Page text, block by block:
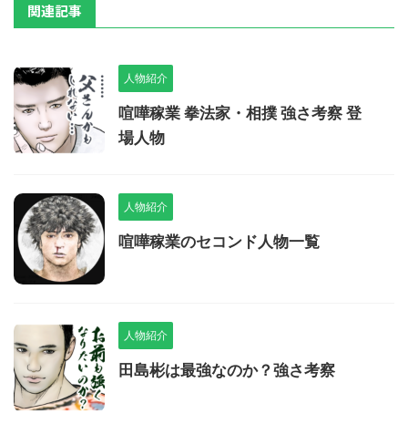
関連記事
人物紹介
喧嘩稼業 拳法家・相撲 強さ考察 登
場人物
人物紹介
喧嘩稼業のセコンド人物一覧
人物紹介
田島彬は最強なのか？強さ考察